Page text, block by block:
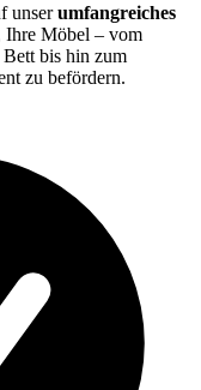
unserumfangreiches
Ihre Möbel – vom
Bett bis hin zum
zu befördern.